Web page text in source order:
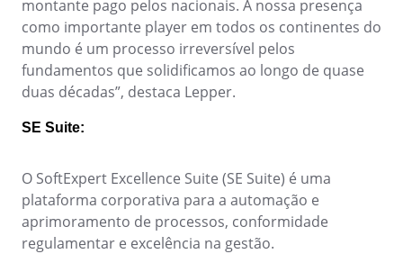
CBOK
COBIT
ISO 20000
ISO 10015
ISO 31000
ISO 37001
ISO 15100
ISO 19011
ISO 45001
montante pago pelos nacionais. A nossa presença
como importante player em todos os continentes do
mundo é um processo irreversível pelos
fundamentos que solidificamos ao longo de quase
duas décadas”, destaca Lepper.
SE Suite:
O SoftExpert Excellence Suite (SE Suite) é uma
plataforma corporativa para a automação e
aprimoramento de processos, conformidade
regulamentar e excelência na gestão.